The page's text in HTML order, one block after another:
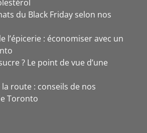
du Black Friday selon nos
l’épicerie : économiser avec un
? Le point de vue d’une
route : conseils de nos
Toronto